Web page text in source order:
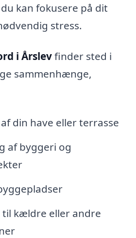
kan fokusere på dit
stress.
i Årslevfinder sted i
sammenhænge,
din have eller terrasse
af byggeri og
kældre eller andre